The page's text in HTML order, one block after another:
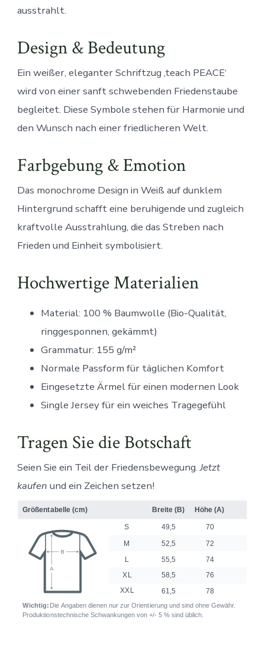
ausstrahlt.
Design & Bedeutung
Ein weißer, eleganter Schriftzug ‚teach PEACE‘
wird von einer sanft schwebenden Friedenstaube
begleitet. Diese Symbole stehen für Harmonie und
den Wunsch nach einer friedlicheren Welt.
Farbgebung & Emotion
Das monochrome Design in Weiß auf dunklem
Hintergrund schafft eine beruhigende und zugleich
kraftvolle Ausstrahlung, die das Streben nach
Frieden und Einheit symbolisiert.
Hochwertige Materialien
Material: 100 % Baumwolle (Bio-Qualität,
ringgesponnen, gekämmt)
Grammatur: 155 g/m²
Normale Passform für täglichen Komfort
Eingesetzte Ärmel für einen modernen Look
Single Jersey für ein weiches Tragegefühl
Tragen Sie die Botschaft
Seien Sie ein Teil der Friedensbewegung.Jetzt
kaufen und ein Zeichen setzen!